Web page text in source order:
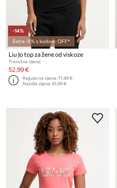
-14%
Extra -5% s kodom: OFF*
Liu Jo top za žene od viskoze
Trenutna cijena:
52,99 €
Regularna cijena:71,99 €
Najniža cijena:61,99 €